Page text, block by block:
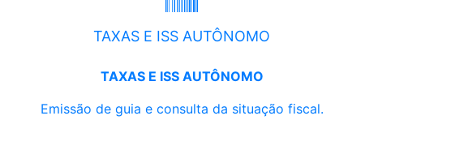
TAXAS E ISS AUTÔNOMO
TAXAS E ISS AUTÔNOMO
Emissão de guia e consulta da situação fiscal.